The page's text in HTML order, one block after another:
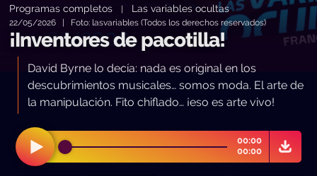
Programas completos Las variables ocultas
22/05/2026 | Foto: lasvariables (Todos los derechos reservados)
¡Inventores de pacotilla!
David Byrne lo decía: nada es original en los
descubrimientos musicales… somos moda. El arte de
la manipulación. Fito chiflado… ¡eso es arte vivo!
00:00
00:00